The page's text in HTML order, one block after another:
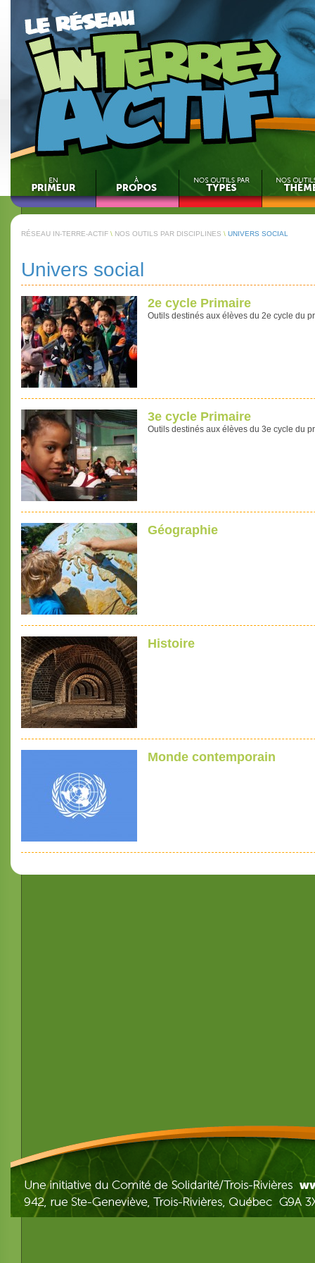
RÉSEAU IN-TERRE-ACTIF \ NOS OUTILS PAR DISCIPLINES \ UNIVERS SOCIAL
Univers social
2e cycle Primaire
Outils destinés aux élèves du 2e cycle du
3e cycle Primaire
Outils destinés aux élèves du 3e cycle du
Géographie
Histoire
Monde contemporain